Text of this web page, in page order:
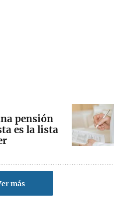
pensión
es la lista
más